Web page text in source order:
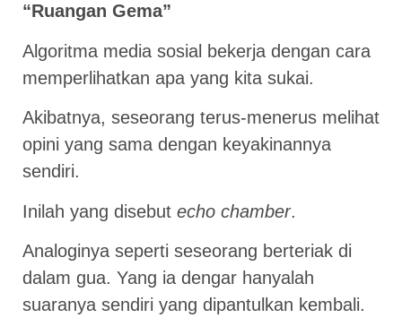
“Ruangan Gema”
Algoritma media sosial bekerja dengan cara
memperlihatkan apa yang kita sukai.
Akibatnya, seseorang terus-menerus melihat
opini yang sama dengan keyakinannya
sendiri.
Inilah yang disebut echo chamber.
Analoginya seperti seseorang berteriak di
dalam gua. Yang ia dengar hanyalah
suaranya sendiri yang dipantulkan kembali.